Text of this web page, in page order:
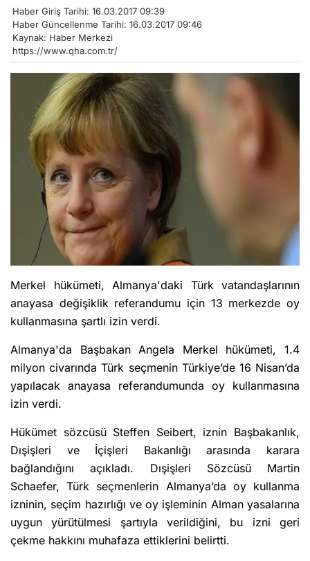
Haber Giriş Tarihi: 16.03.2017 09:39
Haber Güncellenme Tarihi: 16.03.2017 09:46
Kaynak: Haber Merkezi
https://www.qha.com.tr/
Merkel hükümeti, Almanya'daki Türk vatandaşlarının
anayasa değişiklik referandumu için 13 merkezde oy
kullanmasına şartlı izin verdi.
Almanya'da Başbakan Angela Merkel hükümeti, 1.4
milyon civarında Türk seçmenin Türkiye’de 16 Nisan’da
yapılacak anayasa referandumunda oy kullanmasına
izin verdi.
Hükümet sözcüsü Steffen Seibert, iznin Başbakanlık,
Dışişleri ve İçişleri Bakanlığı arasında karara
bağlandığını açıkladı. Dışişleri Sözcüsü Martin
Schaefer, Türk seçmenlerin Almanya’da oy kullanma
izninin, seçim hazırlığı ve oy işleminin Alman yasalarına
uygun yürütülmesi şartıyla verildiğini, bu izni geri
çekme hakkını muhafaza ettiklerini belirtti.